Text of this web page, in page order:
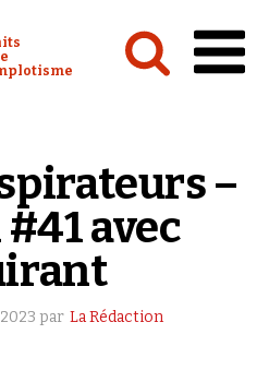
Watch :
presse
–
avec
par La Rédaction